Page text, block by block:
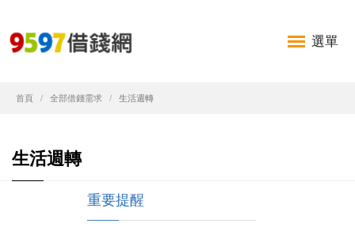
選單
首頁 全部借錢需求 生活週轉
生活週轉
重要提醒